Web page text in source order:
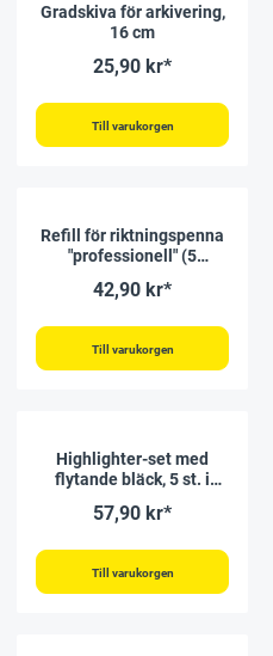
Gradskiva för arkivering,
16 cm
25,90 kr*
Till varukorgen
Refill för riktningspenna
"professionell" (5
42,90 kr*
Till varukorgen
Highlighter-set med
flytande bläck, 5 st. i
57,90 kr*
Till varukorgen